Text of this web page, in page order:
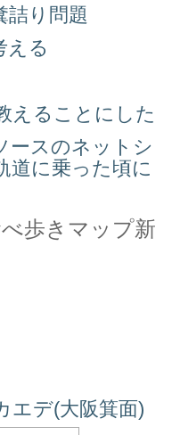
詰り問題
える
えることにした
ースのネットシ
道に乗った頃に
歩きマップ新
エデ(大阪箕面)